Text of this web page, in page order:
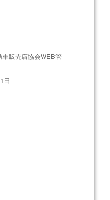
車販売店協会WEB管
日